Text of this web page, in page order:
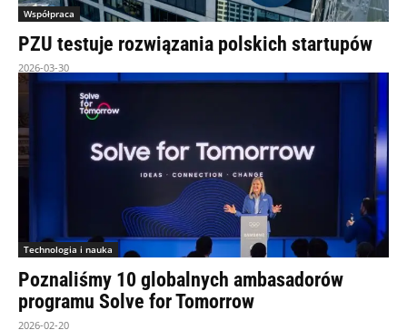
Współpraca
PZU testuje rozwiązania polskich startupów
2026-03-30
Technologia i nauka
Poznaliśmy 10 globalnych ambasadorów
programu Solve for Tomorrow
2026-02-20